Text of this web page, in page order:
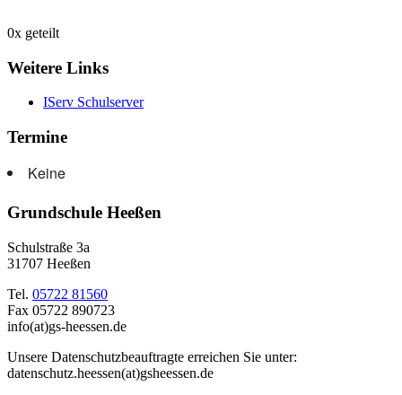
0x geteilt
Weitere Links
IServ Schulserver
Termine
Keine
Grundschule Heeßen
Schulstraße 3a
31707 Heeßen
Tel. 05722 81560
Fax 05722 890723
info(at)gs-heessen.de
Unsere Datenschutzbeauftragte erreichen Sie unter:
datenschutz.heessen(at)gsheessen.de